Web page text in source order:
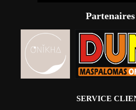
Partenaires
SERVICE